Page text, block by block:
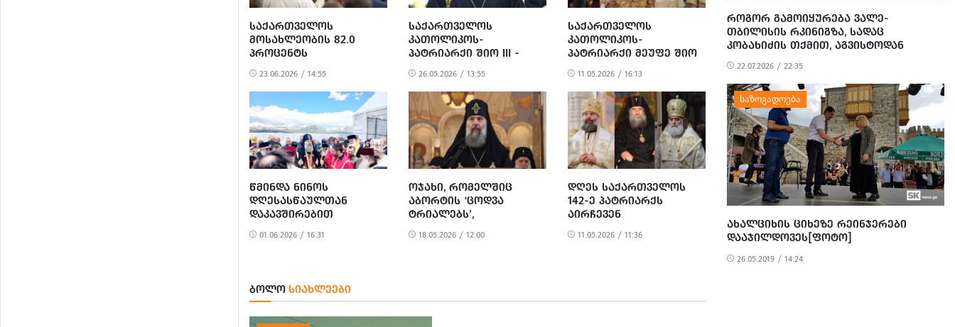
ᲡᲐᲥᲐᲠᲗᲕᲔᲚᲝᲡ
ᲛᲝᲡᲐᲮᲚᲔᲝᲑᲘᲡ 82.0
ᲞᲠᲝᲪᲔᲜᲢᲡ
ᲛᲐᲠᲗᲚᲛᲐᲓᲘᲓᲔᲑᲚᲔᲑᲘ
ᲨᲔᲐᲓᲒᲔᲜᲔᲜ – ᲡᲐᲥᲡᲢᲐᲢᲘ
23.06.2026 / 14:55
ᲬᲛᲘᲜᲓᲐ ᲜᲘᲜᲝᲡ
ᲓᲦᲔᲡᲐᲡᲬᲐᲣᲚᲗᲐᲜ
ᲓᲐᲙᲐᲕᲨᲘᲠᲔᲑᲘᲗ
ᲞᲐᲢᲠᲘᲐᲠᲥᲘ
ᲜᲘᲜᲝᲬᲛᲘᲜᲓᲐᲨᲘ ᲩᲐᲕᲘᲓᲐ
01.06.2026 / 16:31
ᲡᲐᲥᲐᲠᲗᲕᲔᲚᲝᲡ
ᲙᲐᲗᲝᲚᲘᲙᲝᲡ-
ᲞᲐᲢᲠᲘᲐᲠᲥᲘ ᲨᲘᲝ III -
ᲗᲐᲕᲘᲡᲣᲤᲚᲔᲑᲐ ᲛᲮᲝᲚᲝᲓ
ᲞᲝᲚᲘᲢᲘᲙᲣᲠ
ᲛᲝᲜᲐᲞᲝᲕᲠᲐᲓ ᲓᲐ
ᲬᲐᲠᲡᲣᲚᲘᲡ
ᲛᲔᲛᲙᲕᲘᲓᲠᲔᲝᲑᲐᲓ ᲐᲠ
ᲣᲜᲓᲐ ᲕᲐᲥᲪᲘᲝᲗ
26.05.2026 / 13:55
ᲝᲯᲐᲮᲘ, ᲠᲝᲛᲔᲚᲨᲘᲪ
ᲐᲑᲝᲠᲢᲘᲡ ‘ᲪᲝᲓᲕᲐ
ᲢᲠᲘᲐᲚᲔᲑᲡ’,
ᲒᲐᲜᲬᲘᲠᲣᲚᲘᲐ
-ᲞᲐᲢᲠᲘᲐᲠᲥᲘᲡ ᲐᲛ
18.05.2026 / 12:00
ᲡᲐᲥᲐᲠᲗᲕᲔᲚᲝᲡ
ᲙᲐᲗᲝᲚᲘᲙᲝᲡ-
ᲞᲐᲢᲠᲘᲐᲠᲥᲘ ᲛᲔᲣᲤᲔ ᲨᲘᲝ
ᲛᲣᲯᲘᲠᲘ ᲒᲐᲮᲓᲐ
11.05.2026 / 16:13
ᲓᲦᲔᲡ ᲡᲐᲥᲐᲠᲗᲕᲔᲚᲝᲡ
142-Ე ᲞᲐᲢᲠᲘᲐᲠᲥᲡ
ᲐᲘᲠᲩᲔᲕᲔᲜ
11.05.2026 / 11:36
ᲑᲝᲚᲝ ᲡᲘᲐᲮᲚᲔᲔᲑᲘ
ᲠᲝᲒᲝᲠ ᲒᲐᲛᲝᲘᲧᲣᲠᲔᲑᲐ ᲕᲐᲚᲔ-
ᲗᲑᲘᲚᲘᲡᲘᲡ ᲠᲙᲘᲜᲘᲒᲖᲐ, ᲡᲐᲓᲐᲪ
ᲙᲝᲑᲐᲮᲘᲫᲘᲡ ᲗᲥᲛᲘᲗ, ᲐᲒᲕᲘᲡᲢᲝᲓᲐᲜ
ᲛᲐᲢᲐᲠᲔᲑᲔᲚᲛᲐ ᲣᲜᲓᲐ ᲘᲛᲝᲫᲠᲐᲝᲡ
22.07.2026 / 22:35
ᲐᲮᲐᲚᲪᲘᲮᲘᲡ ᲪᲘᲮᲔᲖᲔ ᲠᲔᲘᲜᲯᲔᲠᲔᲑᲘ
ᲓᲐᲐᲯᲘᲚᲓᲝᲕᲔᲡ[ᲤᲝᲢᲝ]
26.05.2019 / 14:24